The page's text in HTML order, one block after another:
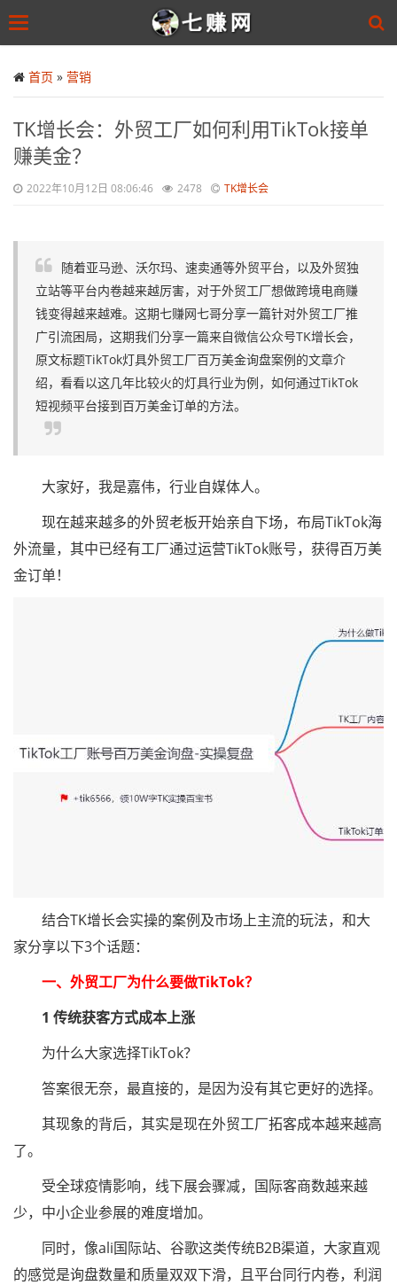
to
main
Toggle
首页 » 营销
TK增长会：外贸工厂如何利用TikTok接单
赚美金？
2022年10月12日 08:06:46 2478 TK增长会
随着亚马逊、沃尔玛、速卖通等外贸平台，以及外贸独
立站等平台内卷越来越厉害，对于外贸工厂想做跨境电商赚
钱变得越来越难。这期七赚网七哥分享一篇针对外贸工厂推
广引流困局，这期我们分享一篇来自微信公众号TK增长会，
原文标题TikTok灯具外贸工厂百万美金询盘案例的文章介
绍，看看以这几年比较火的灯具行业为例，如何通过TikTok
短视频平台接到百万美金订单的方法。
大家好，我是嘉伟，行业自媒体人。
现在越来越多的外贸老板开始亲自下场，布局TikTok海
外流量，其中已经有工厂通过运营TikTok账号，获得百万美
金订单！
结合TK增长会实操的案例及市场上主流的玩法，和大
家分享以下3个话题：
一、外贸工厂为什么要做TikTok？
1 传统获客方式成本上涨
为什么大家选择TikTok？
答案很无奈，最直接的，是因为没有其它更好的选择。
其现象的背后，其实是现在外贸工厂拓客成本越来越高
了。
受全球疫情影响，线下展会骤减，国际客商数越来越
少，中小企业参展的难度增加。
同时，像ali国际站、谷歌这类传统B2B渠道，大家直观
的感觉是询盘数量和质量双双下滑，且平台同行内卷，利润